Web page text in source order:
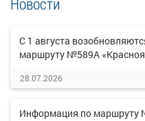
С 1 августа
маршруту №589А
28.07.2026
Информация по маршруту